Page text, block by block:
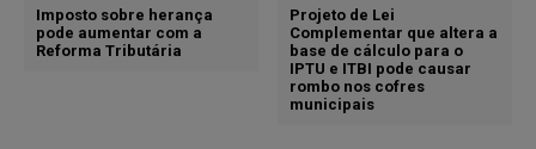
Imposto sobre herança
pode aumentar com a
Reforma Tributária
Projeto de Lei
Complementar que altera a
base de cálculo para o
IPTU e ITBI pode causar
rombo nos cofres
municipais